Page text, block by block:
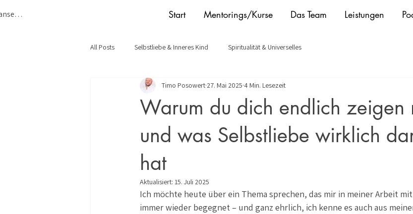
Punkte ansehen Start Mentorings/Kurse Das Team Leistungen
All Posts Selbstliebe & Inneres Kind Spiritualität & Universelles
Warum du dich endlich zeigen
und was Selbstliebe wirklich
hat
Timo Posowert 27. Mai 2025 4 Min. Lesezeit
Aktualisiert: 15. Juli 2025
Ich möchte heute über ein Thema sprechen, das mir in meiner Arbeit
immer wieder begegnet – und ganz ehrlich, ich kenne es auch aus